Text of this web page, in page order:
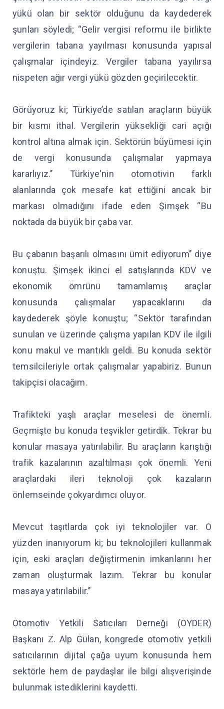
yükü olan bir sektör olduğunu da kaydederek
şunları söyledi; “Gelir vergisi reformu ile birlikte
vergilerin tabana yayılması konusunda yapısal
çalışmalar içindeyiz. Vergiler tabana yayılırsa
nispeten ağır vergi yükü gözden geçirilecektir.
Görüyoruz ki; Türkiye’de satılan araçların büyük
bir kısmı ithal. Vergilerin yüksekliği cari açığı
kontrol altına almak için. Sektörün büyümesi için
de vergi konusunda çalışmalar yapmaya
kararlıyız.’’ Türkiye'nin otomotivin farklı
alanlarında çok mesafe kat ettiğini ancak bir
markası olmadığını ifade eden Şimşek “Bu
noktada da büyük bir çaba var.
Bu çabanın başarılı olmasını ümit ediyorum’’ diye
konuştu. Şimşek ikinci el satışlarında KDV ve
ekonomik ömrünü tamamlamış araçlar
konusunda çalışmalar yapacaklarını da
kaydederek şöyle konuştu; “Sektör tarafından
sunulan ve üzerinde çalışma yapılan KDV ile ilgili
konu makul ve mantıklı geldi. Bu konuda sektör
temsilcileriyle ortak çalışmalar yapabiriz. Bunun
takipçisi olacağım.
Trafikteki yaşlı araçlar meselesi de önemli.
Geçmişte bu konuda teşvikler getirdik. Tekrar bu
konular masaya yatırılabilir. Bu araçların karıştığı
trafik kazalarının azaltılması çok önemli. Yeni
araçlardaki ileri teknoloji çok kazaların
önlemseinde çokyardımcı oluyor.
Mevcut taşıtlarda çok iyi teknolojiler var. O
yüzden inanıyorum ki; bu teknolojileri kullanmak
için, eski araçları değiştirmenin imkanlarını her
zaman oluşturmak lazım. Tekrar bu konular
masaya yatırılabilir.’’
Otomotiv Yetkili Satıcıları Derneği (OYDER)
Başkanı Z. Alp Gülan, kongrede otomotiv yetkili
satıcılarının dijital çağa uyum konusunda hem
sektörle hem de paydaşlar ile bilgi alışverişinde
bulunmak istediklerini kaydetti.